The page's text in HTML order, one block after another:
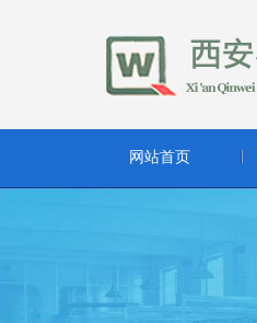
网站首页